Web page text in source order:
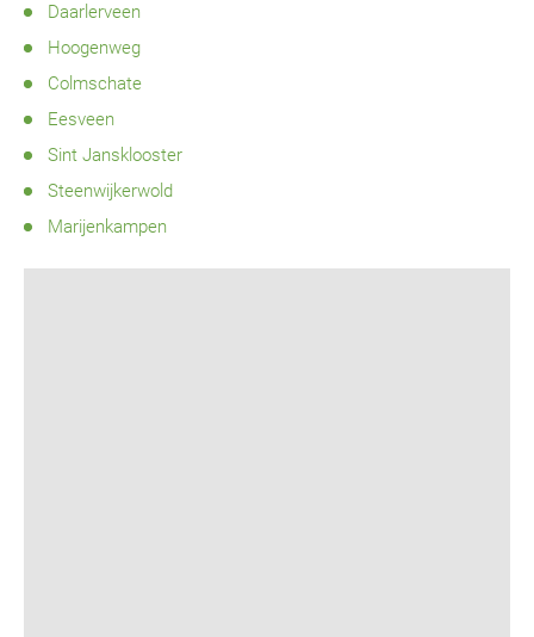
Daarlerveen
Hoogenweg
Colmschate
Eesveen
Sint Jansklooster
Steenwijkerwold
Marijenkampen